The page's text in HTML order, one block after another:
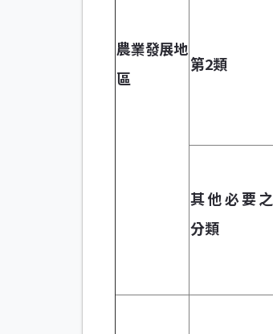
農業發展地
區
第2類
其他必要之
分類